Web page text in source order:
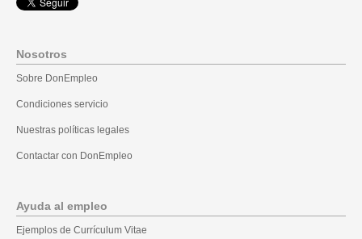
Nosotros
Sobre DonEmpleo
Condiciones servicio
Nuestras políticas legales
Contactar con DonEmpleo
Ayuda al empleo
Ejemplos de Currículum Vitae